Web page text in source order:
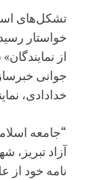
تشکل‌های
خواستار
از
جوانی
خدادادی،
“جامعه
آزاد تبریز،
نامه خود از